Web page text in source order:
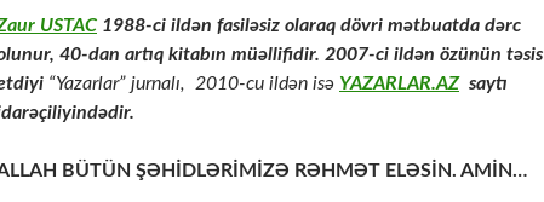
USTAC 1988-ci ildən fasiləsiz olaraq dövri mətbuatda dərc
40-dan artıq kitabın müəllifidir. 2007-ci ildən özünün təsis
“Yazarlar” jurnalı, 2010-cu ildən isə YAZARLAR.AZsaytı
BÜTÜN ŞƏHİDLƏRİMİZƏ RƏHMƏT ELƏSİN. AMİN…